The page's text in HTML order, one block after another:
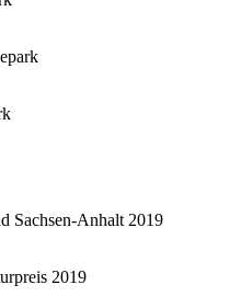
Sachsen-Anhalt 2019
2019